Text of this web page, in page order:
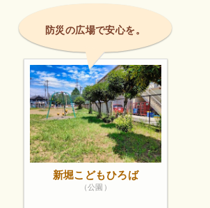
防災の広場で安心を。
新堀こどもひろば
（公園）